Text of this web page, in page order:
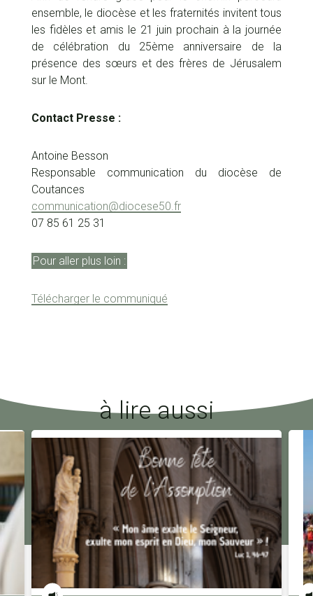
ensemble, le diocèse et les fraternités invitent tous
les fidèles et amis le 21 juin prochain à la journée
de célébration du 25ème anniversaire de la
présence des sœurs et des frères de Jérusalem
sur le Mont.
Contact Presse :
Antoine Besson
Responsable communication du diocèse de
Coutances
communication@diocese50.fr
07 85 61 25 31
Pour aller plus loin :
Télécharger le communiqué
à lire aussi